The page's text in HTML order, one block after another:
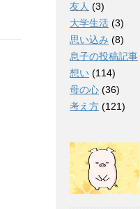
友人 (3)
大学生活 (3)
思い込み (8)
息子の投稿記事
想い (114)
母の心 (36)
考え方 (121)